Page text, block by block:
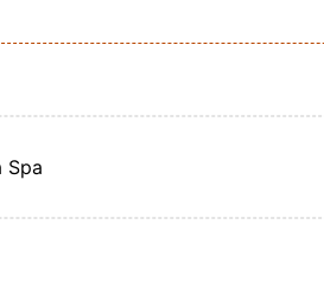
Spa